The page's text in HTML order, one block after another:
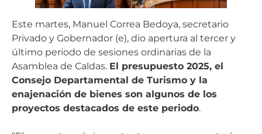
Este martes, Manuel Correa Bedoya, secretario
Privado y Gobernador (e), dio apertura al tercer y
último periodo de sesiones ordinarias de la
Asamblea de Caldas. El presupuesto 2025, el
Consejo Departamental de Turismo y la
enajenación de bienes son algunos de los
proyectos destacados de este periodo.